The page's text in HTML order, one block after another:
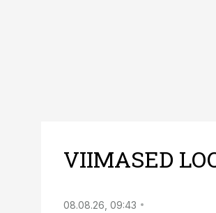
VIIMASED
08.08.26, 09:43